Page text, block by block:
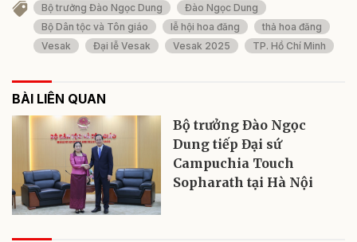
Bộ trưởng Đào Ngọc Dung
Đào Ngọc Dung
Bộ Dân tộc và Tôn giáo
lễ hội hoa đăng
thả hoa đăng
Vesak
Đại lễ Vesak Vesak 2025 TP. Hồ Chí Minh
BÀI LIÊN QUAN
Bộ trưởng Đào Ngọc
Dung tiếp Đại sứ
Campuchia Touch
Sopharath tại Hà Nội